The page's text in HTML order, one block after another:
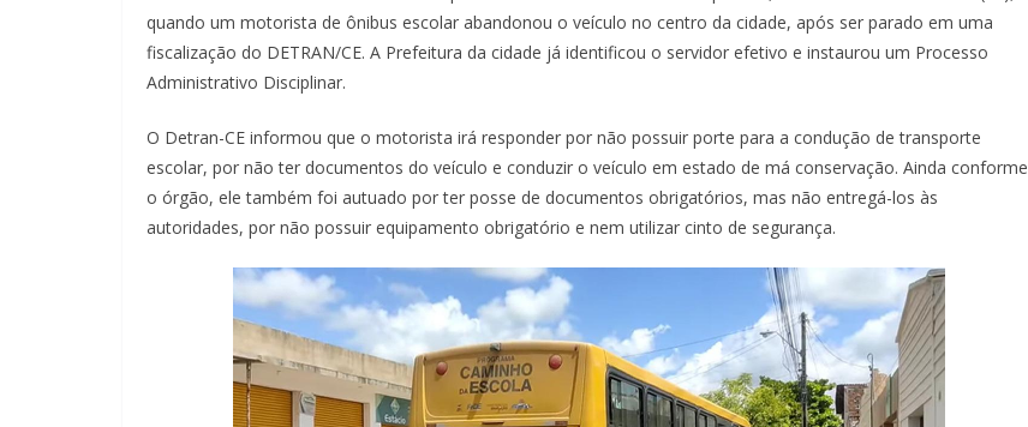
quando um motorista de ônibus escolar abandonou o veículo no centro da cidade, após ser parado em uma
fiscalização do DETRAN/CE. A Prefeitura da cidade já identificou o servidor efetivo e instaurou um Processo
Administrativo Disciplinar.
O Detran-CE informou que o motorista irá responder por não possuir porte para a condução de transporte
escolar, por não ter documentos do veículo e conduzir o veículo em estado de má conservação. Ainda conforme
o órgão, ele também foi autuado por ter posse de documentos obrigatórios, mas não entregá-los às
autoridades, por não possuir equipamento obrigatório e nem utilizar cinto de segurança.